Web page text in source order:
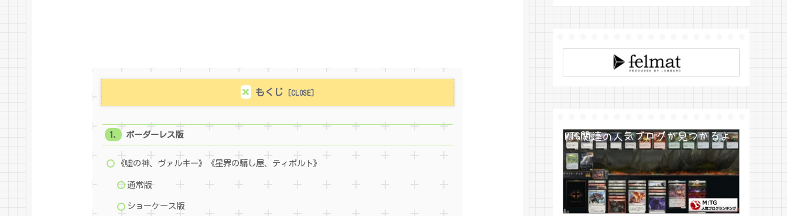
もくじ
ボーダーレス版
《嘘の神、ヴァルキー》《星界の騙し屋、ティボルト》
通常版
ショーケース版